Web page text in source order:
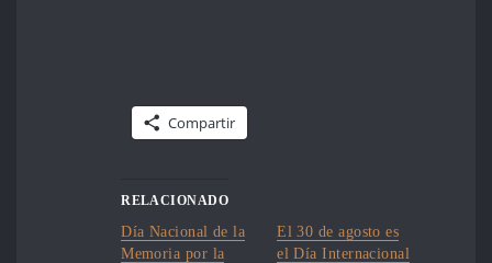
Compartir
RELACIONADO
Día Nacional de la
Memoria por la
El 30 de agosto es
el Día Internacional